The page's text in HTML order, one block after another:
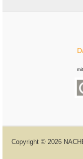
Copyright © 2026